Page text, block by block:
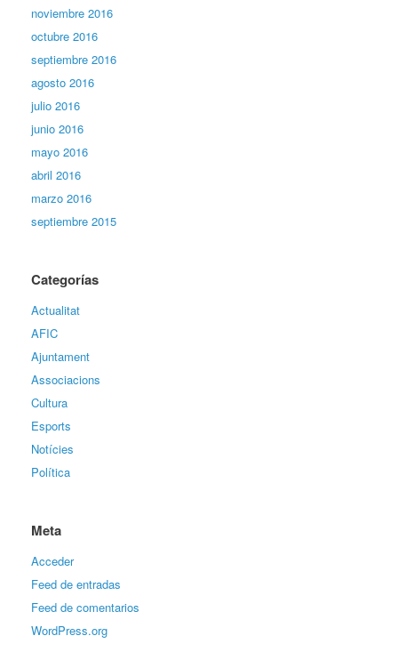
noviembre 2016
octubre 2016
septiembre 2016
agosto 2016
julio 2016
junio 2016
mayo 2016
abril 2016
marzo 2016
septiembre 2015
Categorías
Actualitat
AFIC
Ajuntament
Associacions
Cultura
Esports
Notícies
Política
Meta
Acceder
Feed de entradas
Feed de comentarios
WordPress.org